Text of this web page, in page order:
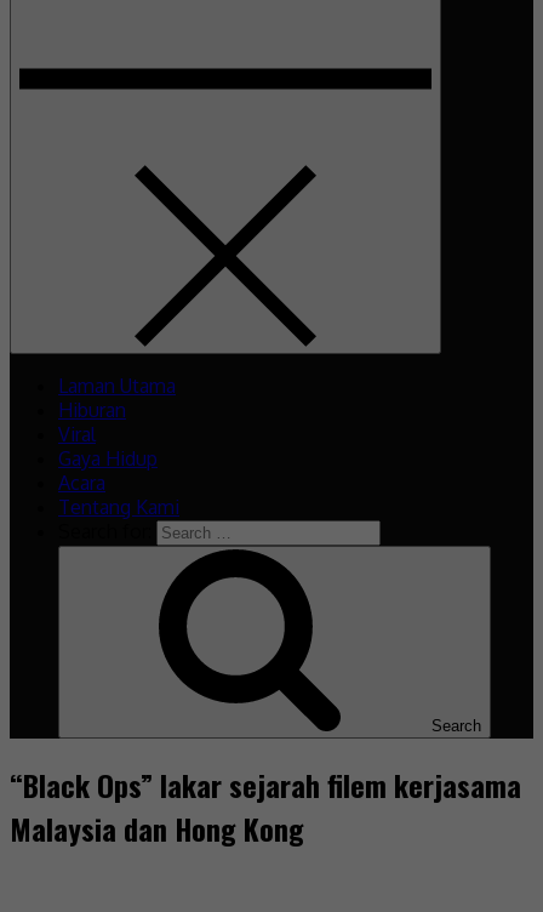
Laman Utama
Hiburan
Viral
Gaya Hidup
Acara
Tentang Kami
Search
“Black Ops” lakar sejarah filem kerjasama
Malaysia dan Hong Kong